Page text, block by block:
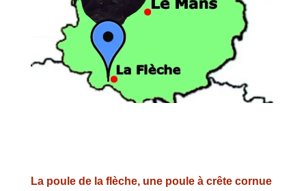
La poule de la flèche, une poule à crête cornue